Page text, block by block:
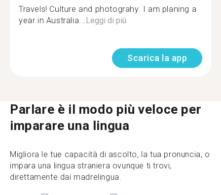
Travels! Culture and photograhy. I am planing a
year in Australia... Leggi di più
Scarica la app
Parlare è il modo più veloce per
imparare una lingua
Migliora le tue capacità di ascolto, la tua pronuncia, o
impara una lingua straniera ovunque ti trovi,
direttamente dai madrelingua.